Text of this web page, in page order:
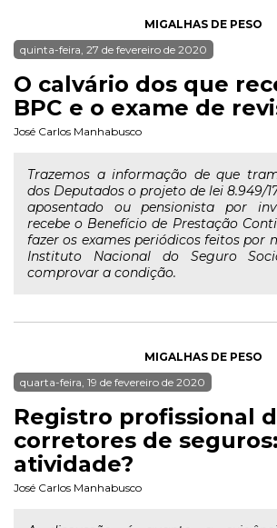
MIGALHAS DE PESO
quinta-feira, 27 de fevereiro de 2020
O calvário dos que
BPC e o exame de
José Carlos Manhabusco
Trazemos a informação de que
dos Deputados o projeto de lei 8.949/
aposentado ou pensionista por
recebe o Benefício de Prestação
fazer os exames periódicos feitos por
Instituto Nacional do Seguro
comprovar a condição.
MIGALHAS DE PESO
quarta-feira, 19 de fevereiro de 2020
Registro profissional
corretores de
atividade?
José Carlos Manhabusco